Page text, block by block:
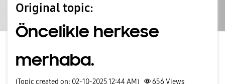
Original topic:
Öncelikle herkese
merhaba.
(Topic created on: 02-10-2025 12:44 AM) 656 Views